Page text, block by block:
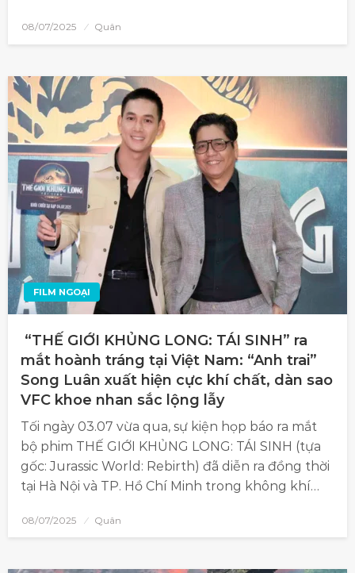
08/07/2025 Quân
FILM NGOẠI
“THẾ GIỚI KHỦNG LONG: TÁI SINH” ra
mắt hoành tráng tại Việt Nam: “Anh trai”
Song Luân xuất hiện cực khí chất, dàn sao
VFC khoe nhan sắc lộng lẫy
Tối ngày 03.07 vừa qua, sự kiện họp báo ra mắt
bộ phim THẾ GIỚI KHỦNG LONG: TÁI SINH (tựa
gốc: Jurassic World: Rebirth) đã diễn ra đồng thời
tại Hà Nội và TP. Hồ Chí Minh trong không khí…
08/07/2025 Quân